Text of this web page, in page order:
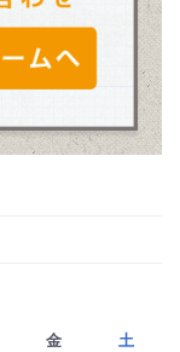
金
土